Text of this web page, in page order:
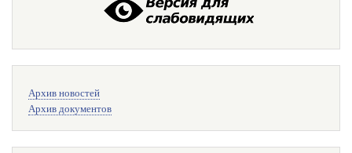
поиска
Архив новостей
Архив документов